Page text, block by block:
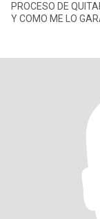
PROCESO DE
Y COMO ME LO